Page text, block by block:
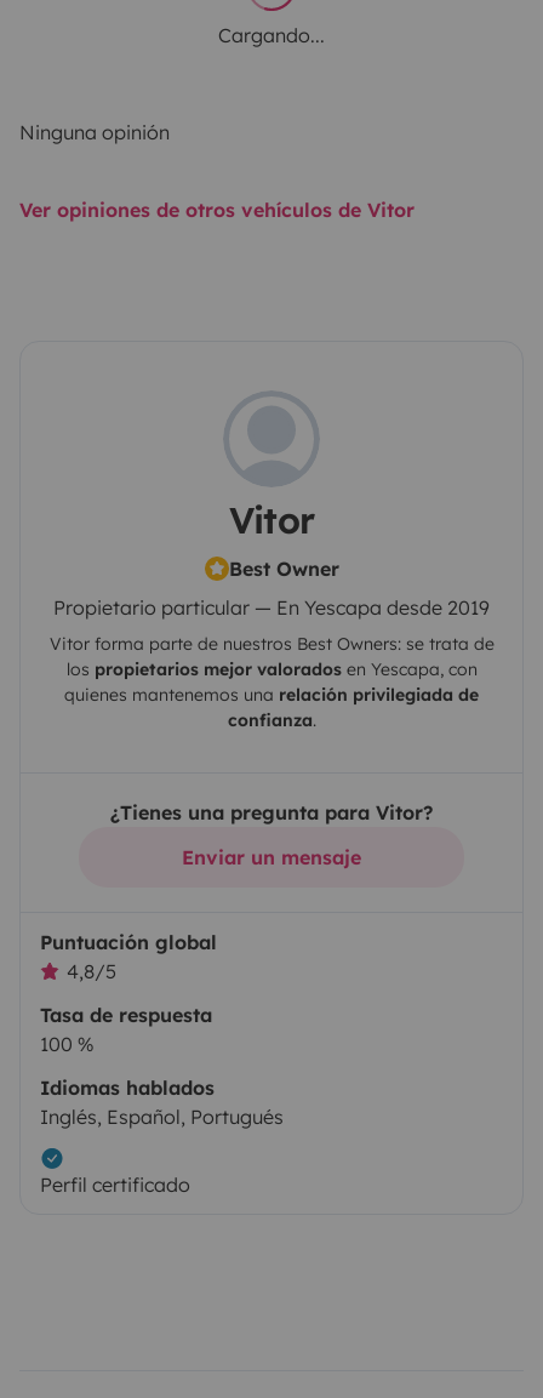
Cargando...
Ninguna opinión
Ver opiniones de otros vehículos de Vitor
Vitor
Best Owner
Propietario particular — En Yescapa desde 2019
Vitorforma parte de nuestros Best Owners: se trata de
los propietarios mejor valoradosen Yescapa, con
quienes mantenemos una relación privilegiada de
confianza.
¿Tienes una pregunta para Vitor?
Enviar un mensaje
Puntuación global
4,8/5
Tasa de respuesta
100 %
Idiomas hablados
Inglés, Español, Portugués
Perfil certificado